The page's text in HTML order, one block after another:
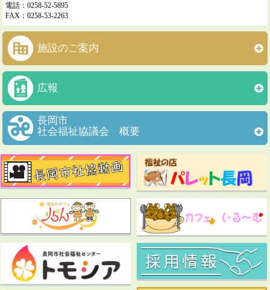
電話：0258-52-5895
FAX：0258-53-2263
施設のご案内
広報
長岡市
社会福祉協議会 概要